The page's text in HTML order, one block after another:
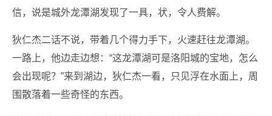
信，说是城外龙潭湖发现了一具，状，令人费解。
狄仁杰二话不说，带着几个得力手下，火速赶往龙潭湖。
一路上，他边走边想：“这龙潭湖可是洛阳城的宝地，怎么
会出现呢？”来到湖边，狄仁杰一看，只见浮在水面上，周
围散落着一些奇怪的东西。